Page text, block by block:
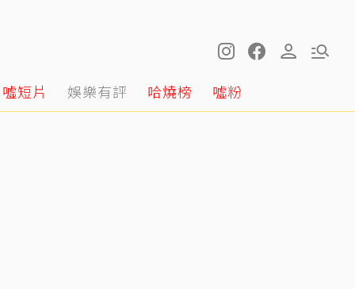
噓短片 娛樂有評 哈燒榜 噓粉